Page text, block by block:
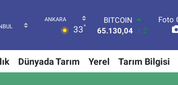
33°
65.130,04 1.2
DOLAR
55,1652 0.27
STERLİN
Foto
Dünyada Tarım Yerel Tarım Bilgisi